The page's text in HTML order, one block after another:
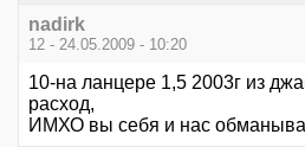
nadirk
12 - 24.05.2009 - 10:20
10-на ланцере 1,5 2003г из
расход,
ИМХО вы себя и нас